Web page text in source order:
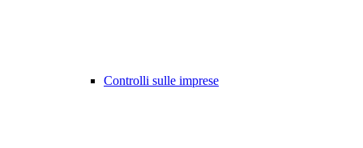
Controlli sulle imprese